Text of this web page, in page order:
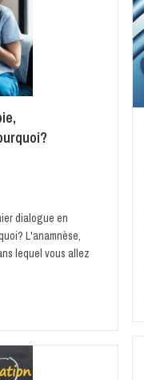
dialogue en
L'anamnèse,
lequel vous allez